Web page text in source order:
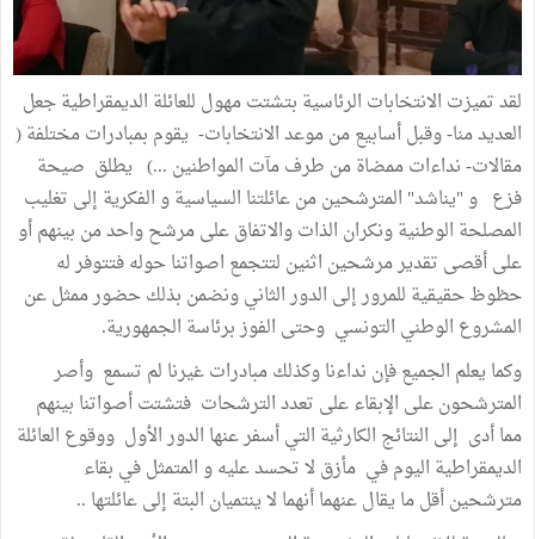
لقد تميزت الانتخابات الرئاسية بتشتت مهول للعائلة الديمقراطية جعل
العديد منا- وقبل أسابيع من موعد الانتخابات- يقوم بمبادرات مختلفة (
مقالات- نداءات ممضاة من طرف مآت المواطنين ...) يطلق صيحة
فزع و "يناشد" المترشحين من عائلتنا السياسية و الفكرية إلى تغليب
المصلحة الوطنية ونكران الذات والاتفاق على مرشح واحد من بينهم أو
على أقصى تقدير مرشحين اثنين لتتجمع اصواتنا حوله فتتوفر له
حظوظ حقيقية للمرور إلى الدور الثاني ونضمن بذلك حضور ممثل عن
المشروع الوطني التونسي وحتى الفوز برئاسة الجمهورية.
وكما يعلم الجميع فإن نداءنا وكذلك مبادرات غيرنا لم تسمع وأصر
المترشحون على الإبقاء على تعدد الترشحات فتشتت أصواتنا بينهم
مما أدى إلى النتائج الكارثية التي أسفر عنها الدور الأول ووقوع العائلة
الديمقراطية اليوم في مأزق لا تحسد عليه و المتمثل في بقاء
مترشحين أقل ما يقال عنهما أنهما لا ينتميان البتة إلى عائلتها ..